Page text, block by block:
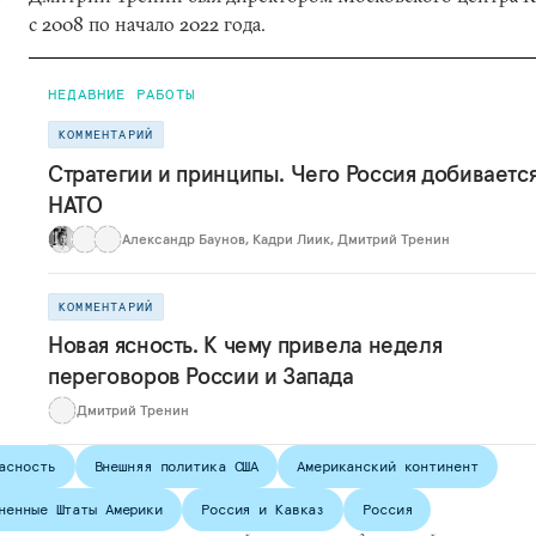
с 2008 по начало 2022 года.
НЕДАВНИЕ РАБОТЫ
КОММЕНТАРИЙ
Стратегии и принципы. Чего Россия
НАТО
Александр Баунов, Кадри Лиик, Дмитрий Тренин
КОММЕНТАРИЙ
Новая ясность. К чему привела неделя
переговоров России и Запада
Дмитрий Тренин
Внешняя политика США Американский континент
Штаты Америки Россия и Кавказ
Россия